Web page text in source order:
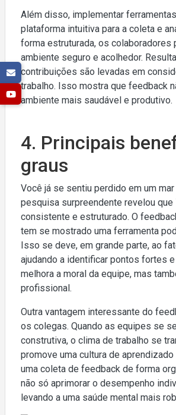
Além disso, implementar
plataforma intuitiva para a coleta e
forma estruturada, os
ambiente seguro e acolhedor.
contribuições são levadas em
trabalho. Isso mostra que feedback
ambiente mais saudável e produtivo.
4. Principais
graus
Você já se sentiu perdido em um
pesquisa surpreendente revelou
consistente e estruturado. O
tem se mostrado uma ferramenta
Isso se deve, em grande parte, ao
ajudando a identificar pontos fortes
melhora a moral da equipe, mas
profissional.
Outra vantagem interessante do
os colegas. Quando as equipes se
construtiva, o clima de trabalho se
promove uma cultura de
uma coleta de feedback de forma
não só aprimorar o desempenho
levando a uma saúde mental mais